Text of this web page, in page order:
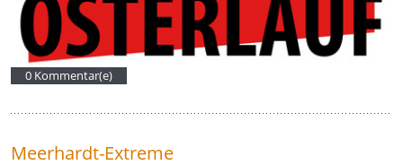
0 Kommentar(e)
Meerhardt-Extreme